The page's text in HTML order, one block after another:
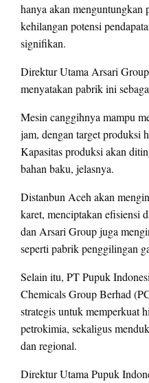
hanya akan menguntungkan
kehilangan potensi
signifikan.
Direktur Utama Arsari
menyatakan pabrik ini
Mesin canggihnya mampu
jam, dengan target produksi
Kapasitas produksi akan
bahan baku, jelasnya.
Distanbun Aceh akan
karet, menciptakan efisiensi
dan Arsari Group juga
seperti pabrik penggilingan
Selain itu, PT Pupuk
Chemicals Group Berhad
strategis untuk memperkuat
petrokimia, sekaligus
dan regional.
Direktur Utama Pupuk